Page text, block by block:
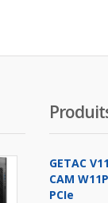
GETAC
CAM
PCIe